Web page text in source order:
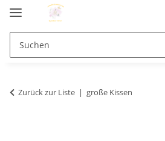
Zurück zur Liste große Kissen